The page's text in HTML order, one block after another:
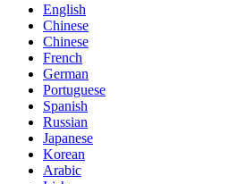
English
Chinese
Chinese
French
German
Portuguese
Spanish
Russian
Japanese
Korean
Arabic